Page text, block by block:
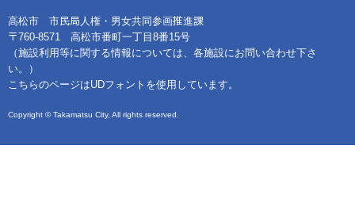
高松市 市民局人権・男女共同参画推進課
〒760-8571 高松市番町一丁目8番15号
（施設利用等に関する情報については、各施設にお問い合わせ下さ
い。）
こちらのページはUDフォントを使用しています。
Copyright © Takamatsu City, All rights reserved.